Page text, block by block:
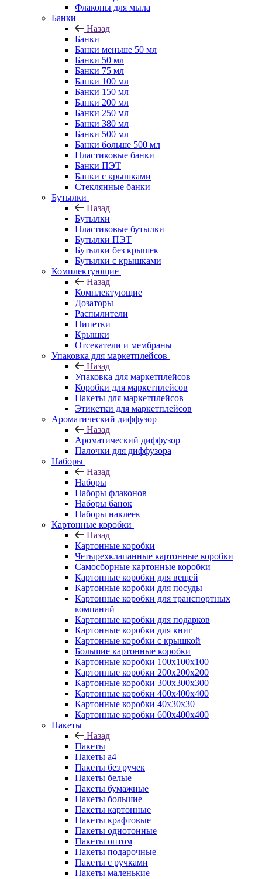
Флаконы для мыла
Банки
Назад
Банки
Банки меньше 50 мл
Банки 50 мл
Банки 75 мл
Банки 100 мл
Банки 150 мл
Банки 200 мл
Банки 250 мл
Банки 380 мл
Банки 500 мл
Банки больше 500 мл
Пластиковые банки
Банки ПЭТ
Банки с крышками
Стеклянные банки
Бутылки
Назад
Бутылки
Пластиковые бутылки
Бутылки ПЭТ
Бутылки без крышек
Бутылки с крышками
Комплектующие
Назад
Комплектующие
Дозаторы
Распылители
Пипетки
Крышки
Отсекатели и мембраны
Упаковка для маркетплейсов
Назад
Упаковка для маркетплейсов
Коробки для маркетплейсов
Пакеты для маркетплейсов
Этикетки для маркетплейсов
Ароматический диффузор
Назад
Ароматический диффузор
Палочки для диффузора
Наборы
Назад
Наборы
Наборы флаконов
Наборы банок
Наборы наклеек
Картонные коробки
Назад
Картонные коробки
Четырехклапанные картонные коробки
Самосборные картонные коробки
Картонные коробки для вещей
Картонные коробки для посуды
Картонные коробки для транспортных
компаний
Картонные коробки для подарков
Картонные коробки для книг
Картонные коробки с крышкой
Большие картонные коробки
Картонные коробки 100x100x100
Картонные коробки 200x200x200
Картонные коробки 300x300x300
Картонные коробки 400x400x400
Картонные коробки 40x30x30
Картонные коробки 600x400x400
Пакеты
Назад
Пакеты
Пакеты а4
Пакеты без ручек
Пакеты белые
Пакеты бумажные
Пакеты большие
Пакеты картонные
Пакеты крафтовые
Пакеты однотонные
Пакеты оптом
Пакеты подарочные
Пакеты с ручками
Пакеты маленькие